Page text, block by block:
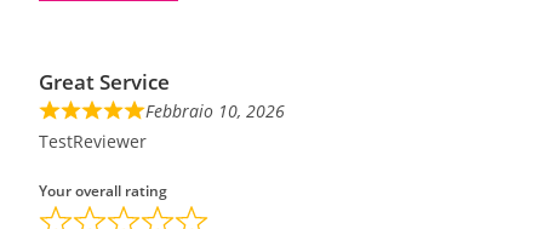
Great Service
Febbraio 10, 2026
TestReviewer
Your overall rating